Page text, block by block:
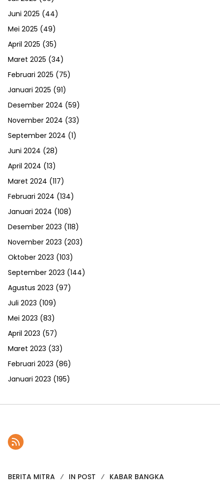
Juni 2025 (44)
Mei 2025 (49)
April 2025 (35)
Maret 2025 (34)
Februari 2025 (75)
Januari 2025 (91)
Desember 2024 (59)
November 2024 (33)
September 2024 (1)
Juni 2024 (28)
April 2024 (13)
Maret 2024 (117)
Februari 2024 (134)
Januari 2024 (108)
Desember 2023 (118)
November 2023 (203)
Oktober 2023 (103)
September 2023 (144)
Agustus 2023 (97)
Juli 2023 (109)
Mei 2023 (83)
April 2023 (57)
Maret 2023 (33)
Februari 2023 (86)
Januari 2023 (195)
BERITA MITRA IN POST KABAR BANGKA